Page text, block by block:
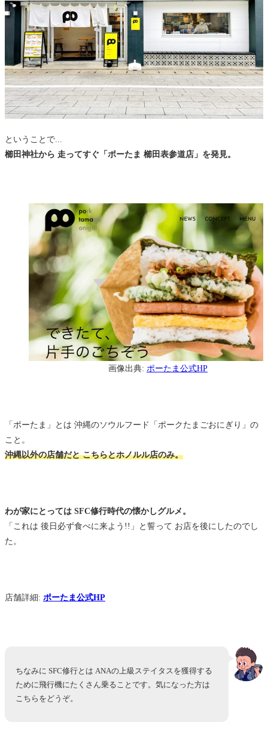
ということで...
櫛田神社から 走ってすぐ「ポーたま 櫛田表参道店」を発見。
画像出典: ポーたま公式HP
「ポーたま」とは 沖縄のソウルフード「ポークたまごおにぎり」の
こと。
沖縄以外の店舗だと こちらとホノルル店のみ。
わが家にとっては SFC修行時代の懐かしグルメ。
「これは 後日必ず食べに来よう!!」と誓って お店を後にしたのでし
た。
店舗詳細: ポーたま公式HP
ちなみに SFC修行とは ANAの上級ステイタスを獲得する
ために飛行機にたくさん乗ることです。気になった方は
こちらをどうぞ。